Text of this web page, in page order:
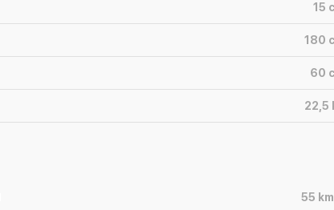
15
180
60
22,5
55